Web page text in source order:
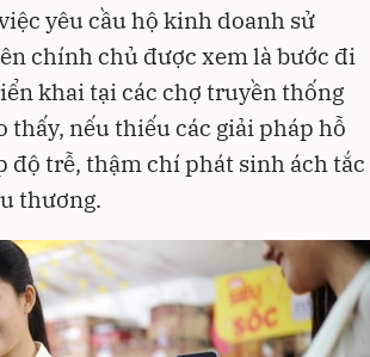
yêu cầu hộ kinh doanh sử
chính chủ được xem là bước đi
khai tại các chợ truyền thống
nếu thiếu các giải pháp hỗ
độ trễ, thậm chí phát sinh ách tắc
thương.